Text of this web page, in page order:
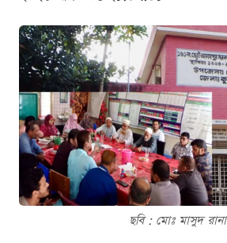
ছবি : মোঃ মাসুদ রানা